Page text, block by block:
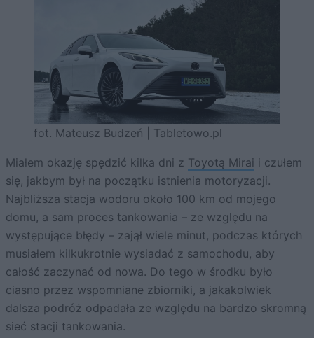
fot. Mateusz Budzeń | Tabletowo.pl
Miałem okazję spędzić kilka dni z Toyotą Mirai i czułem
się, jakbym był na początku istnienia motoryzacji.
Najbliższa stacja wodoru około 100 km od mojego
domu, a sam proces tankowania – ze względu na
występujące błędy – zajął wiele minut, podczas których
musiałem kilkukrotnie wysiadać z samochodu, aby
całość zaczynać od nowa. Do tego w środku było
ciasno przez wspomniane zbiorniki, a jakakolwiek
dalsza podróż odpadała ze względu na bardzo skromną
sieć stacji tankowania.